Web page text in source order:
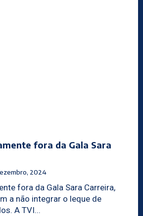
fora da Gala Sara
2024
fora da Gala Sara Carreira,
a não integrar o leque de
artistas convidados. A TVI...